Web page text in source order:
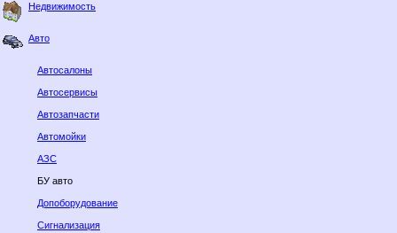
Недвижимость
Авто
Автосалоны
Автосервисы
Автозапчасти
Автомойки
АЗС
БУ авто
Допоборудование
Сигнализация